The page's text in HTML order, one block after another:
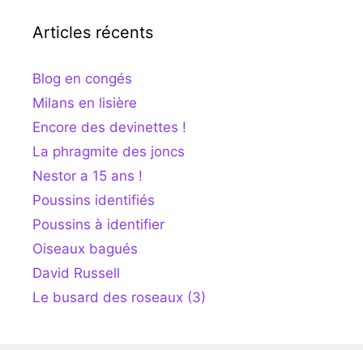
Articles récents
Blog en congés
Milans en lisière
Encore des devinettes !
La phragmite des joncs
Nestor a 15 ans !
Poussins identifiés
Poussins à identifier
Oiseaux bagués
David Russell
Le busard des roseaux (3)